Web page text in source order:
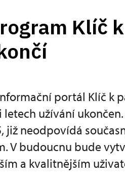
Klíč
portál Klíč k
užívání
již neodpovídá
V budoucnu bude
a kvalitnějším